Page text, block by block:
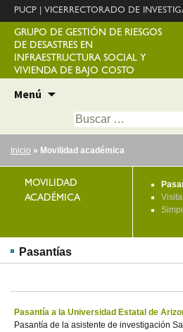
PUCP VICERRECTORADO DE
GRUPO DE GESTIÓN DE RIESGOS
DE DESASTRES EN
INFRAESTRUCTURA SOCIAL Y
VIVIENDA DE BAJO COSTO
Menú
contenido
Buscar:
Inicio » Movilidad académica
MOVILIDAD
ACADÉMICA
Pasantías
Pasantía a la Universidad Estatal de
Pasantía de la asistente de investigación